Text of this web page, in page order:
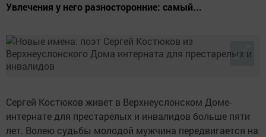
Увлечения у него разносторонние: самый...
Сергей Костюков живет в Верхнеуслонском Доме-
интернате для престарелых и инвалидов больше пяти
лет. Волею судьбы молодой мужчина передвигается на